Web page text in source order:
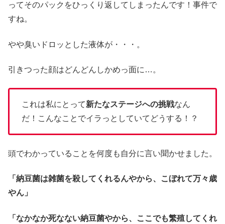
ってそのパックをひっくり返してしまったんです！事件で
すね。
やや臭いドロッとした液体が・・・。
引きつった顔はどんどんしかめっ面に…。
これは私にとって新たなステージへの挑戦なん
だ！こんなことでイラっとしていてどうする！？
頭でわかっていることを何度も自分に言い聞かせました。
「納豆菌は雑菌を殺してくれるんやから、こぼれて万々歳
やん」
「なかなか死なない納豆菌やから、ここでも繁殖してくれ